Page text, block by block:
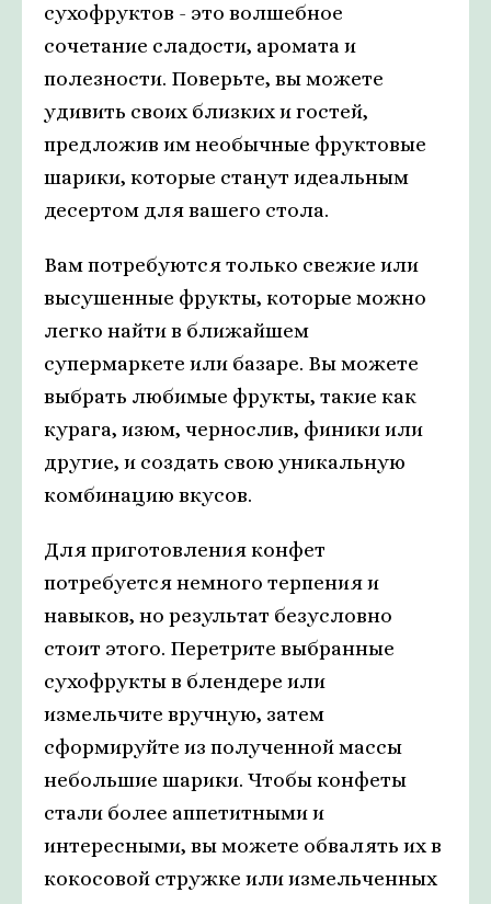
сухофруктов - это волшебное
сочетание сладости, аромата и
полезности. Поверьте, вы можете
удивить своих близких и гостей,
предложив им необычные фруктовые
шарики, которые станут идеальным
десертом для вашего стола.
Вам потребуются только свежие или
высушенные фрукты, которые можно
легко найти в ближайшем
супермаркете или базаре. Вы можете
выбрать любимые фрукты, такие как
курага, изюм, чернослив, финики или
другие, и создать свою уникальную
комбинацию вкусов.
Для приготовления конфет
потребуется немного терпения и
навыков, но результат безусловно
стоит этого. Перетрите выбранные
сухофрукты в блендере или
измельчите вручную, затем
сформируйте из полученной массы
небольшие шарики. Чтобы конфеты
стали более аппетитными и
интересными, вы можете обвалять их в
кокосовой стружке или измельченных